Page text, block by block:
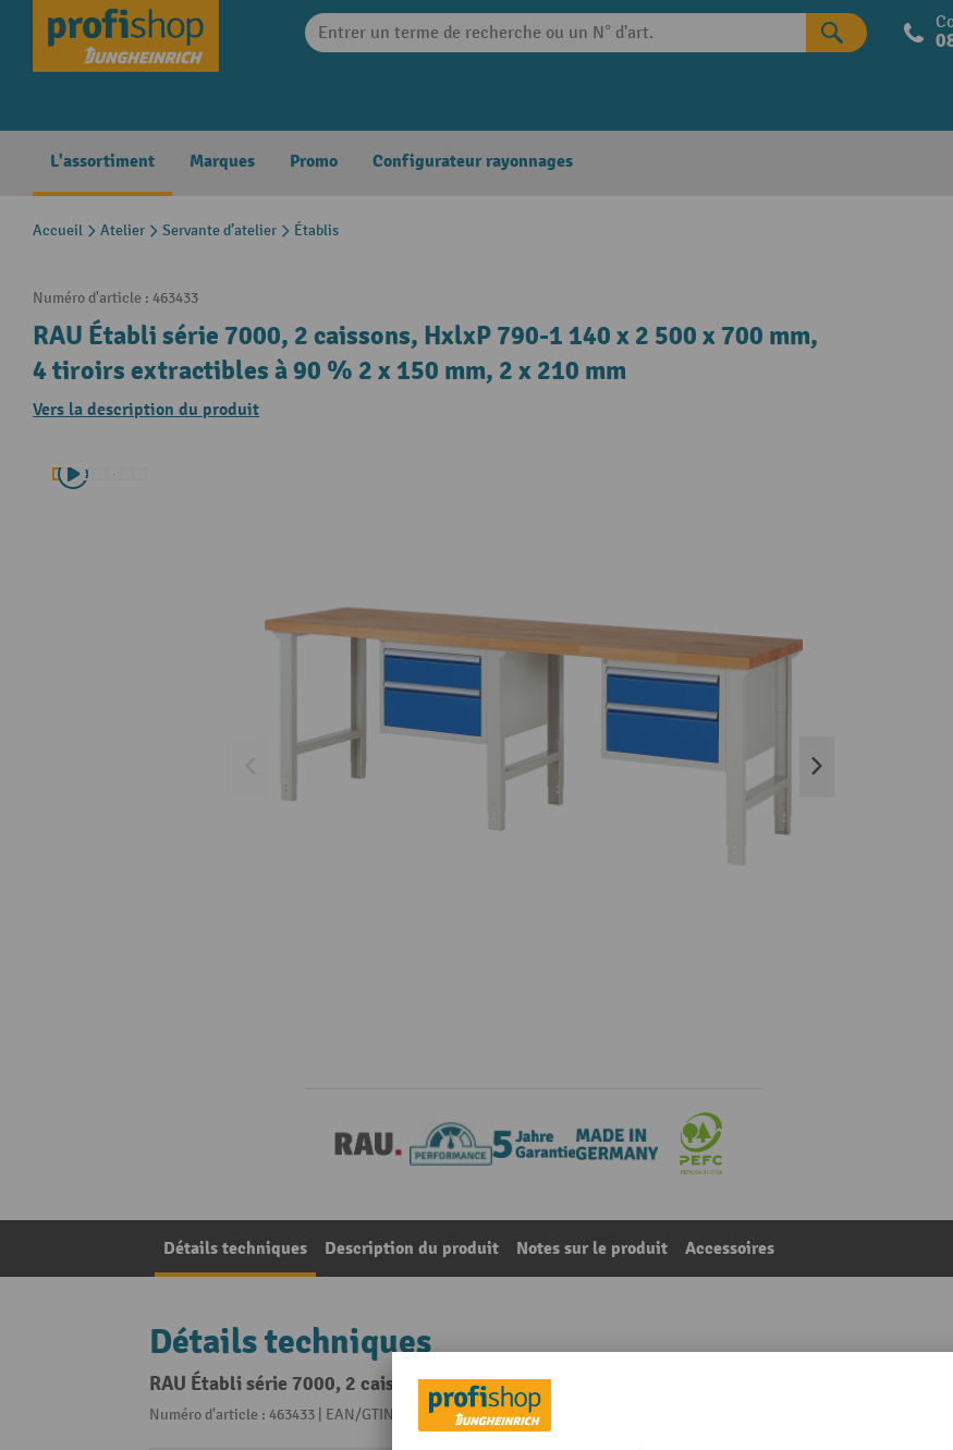
Skip to main navigation
L'assortiment Marques Promo Configurateur rayonnages
Accueil Atelier Servante d’atelier Établis
Numéro d'article : 463433
RAU Établi série 7000, 2 caissons, HxlxP 790-1 140 x 2 500 x 700 mm,
4 tiroirs extractibles à 90 % 2 x 150 mm, 2 x 210 mm
Vers la description du produit
Détails techniques Description du produit Notes sur le produit Accessoires
Détails techniques
RAU Établi série 7000, 2 caissons, HxlxP 790-1 140 x 2 500 x 700 mm, 4 tiroirs extractibles à
Numéro d'article : 463433 | EAN/GTIN: 4040376068323De la catégorie :